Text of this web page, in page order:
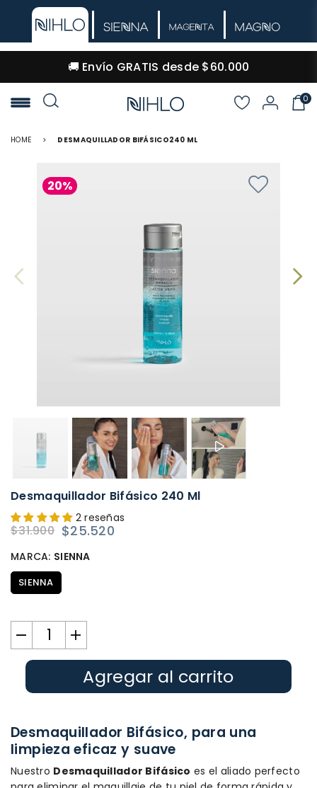
🚚 Envío GRATIS desde $60.000
NIHLO
0
HOME > DESMAQUILLADOR BIFÁSICO240 ML
20%
Desmaquillador Bifásico 240 Ml
2 reseñas
Precio
habitual
$31.900 $25.520
MARCA: SIENNA
SIENNA
Agregar al carrito
Desmaquillador Bifásico, para una
limpieza eficaz y suave
Nuestro Desmaquillador Bifásico es el aliado perfecto